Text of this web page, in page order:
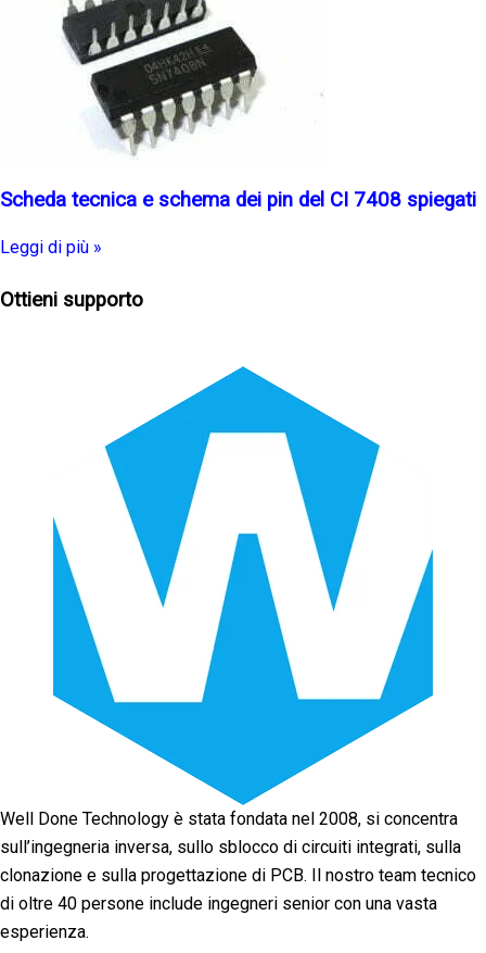
Scheda tecnica e schema dei pin del CI 7408 spiegati
Leggi di più »
Ottieni supporto
Well Done Technology è stata fondata nel 2008, si concentra
sull’ingegneria inversa, sullo sblocco di circuiti integrati, sulla
clonazione e sulla progettazione di PCB. Il nostro team tecnico
di oltre 40 persone include ingegneri senior con una vasta
esperienza.